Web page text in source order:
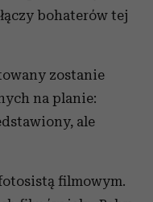
bohaterów tej
zostanie
na planie:
ale
filmowym.